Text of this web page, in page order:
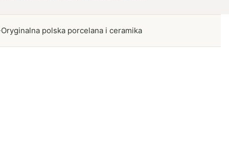
Oryginalna polska porcelana i ceramika